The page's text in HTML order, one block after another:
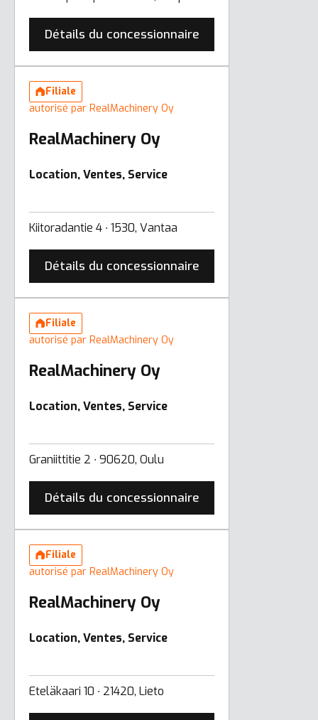
Détails du concessionnaire
Filiale
autorisé par RealMachinery Oy
RealMachinery Oy
Location, Ventes, Service
Kiitoradantie 4 ∙ 1530, Vantaa
Détails du concessionnaire
Filiale
autorisé par RealMachinery Oy
RealMachinery Oy
Location, Ventes, Service
Graniittitie 2 ∙ 90620, Oulu
Détails du concessionnaire
Filiale
autorisé par RealMachinery Oy
RealMachinery Oy
Location, Ventes, Service
Eteläkaari 10 ∙ 21420, Lieto